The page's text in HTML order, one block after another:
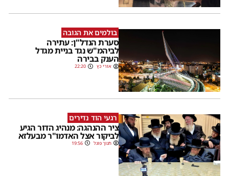
בולמים את הגובה
סערת הנדל"ן: עתירה
לביהמ"ש נגד בניית מגדל
הענק בבירה
אורי כץ 22:20
רגעי הוד נדירים
ציר ההנהגה: מנהיג הדור הגיע
לביקור אצל האדמו"ר מבעלזא
חנוך פוגל 19:56